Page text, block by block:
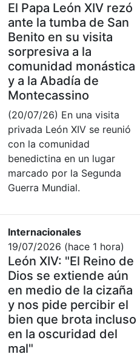
El Papa León XIV rezó
ante la tumba de San
Benito en su visita
sorpresiva a la
comunidad monástica
y a la Abadía de
Montecassino
(20/07/26) En una visita
privada León XIV se reunió
con la comunidad
benedictina en un lugar
marcado por la Segunda
Guerra Mundial.
Internacionales
19/07/2026 (hace 1 hora)
León XIV: "El Reino de
Dios se extiende aún
en medio de la cizaña
y nos pide percibir el
bien que brota incluso
en la oscuridad del
mal"